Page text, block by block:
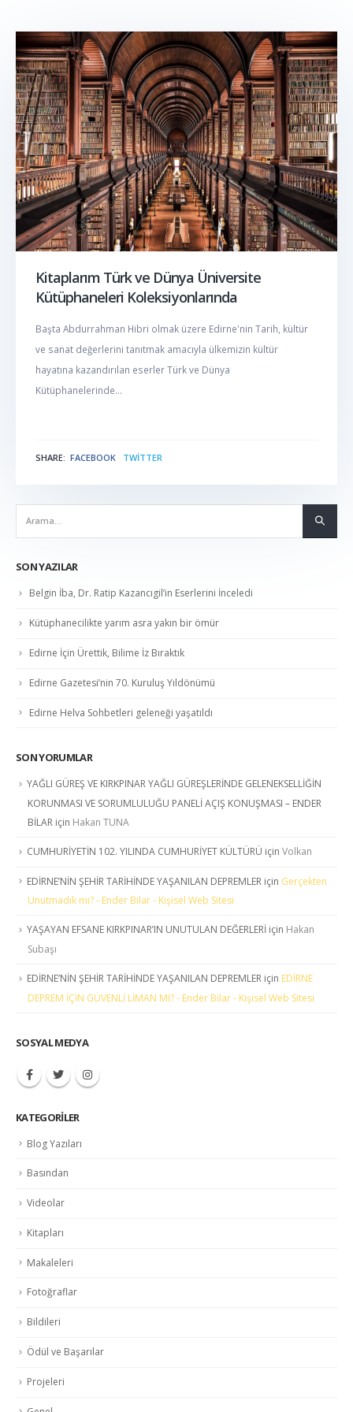
Kitaplarım Türk ve Dünya Üniversite
Kütüphaneleri Koleksiyonlarında
Başta Abdurrahman Hibri olmak üzere Edirne'nin Tarih, kültür
ve sanat değerlerini tanıtmak amacıyla ülkemizin kültür
hayatına kazandırılan eserler Türk ve Dünya
Kütüphanelerinde...
SHARE: FACEBOOK TWITTER
SON YAZILAR
Belgin İba, Dr. Ratip Kazancıgil’in Eserlerini İnceledi
Kütüphanecilikte yarım asra yakın bir ömür
Edirne İçin Ürettik, Bilime İz Bıraktık
Edirne Gazetesi’nin 70. Kuruluş Yıldönümü
Edirne Helva Sohbetleri geleneği yaşatıldı
SON YORUMLAR
YAĞLI GÜREŞ VE KIRKPINAR YAĞLI GÜREŞLERİNDE GELENEKSELLİĞİN
KORUNMASI VE SORUMLULUĞU PANELİ AÇIŞ KONUŞMASI – ENDER
BİLAR için Hakan TUNA
CUMHURİYETİN 102. YILINDA CUMHURİYET KÜLTÜRÜ için Volkan
EDİRNE’NİN ŞEHİR TARİHİNDE YAŞANILAN DEPREMLER için Gerçekten
Unutmadık mı? - Ender Bilar - Kişisel Web Sitesi
YAŞAYAN EFSANE KIRKPINAR’IN UNUTULAN DEĞERLERİ için Hakan
Subaşı
EDİRNE’NİN ŞEHİR TARİHİNDE YAŞANILAN DEPREMLER için EDİRNE
DEPREM İÇİN GÜVENLİ LİMAN MI? - Ender Bilar - Kişisel Web Sitesi
SOSYAL MEDYA
KATEGORILER
Blog Yazıları
Basından
Videolar
Kitapları
Makaleleri
Fotoğraflar
Bildileri
Ödül ve Başarılar
Projeleri